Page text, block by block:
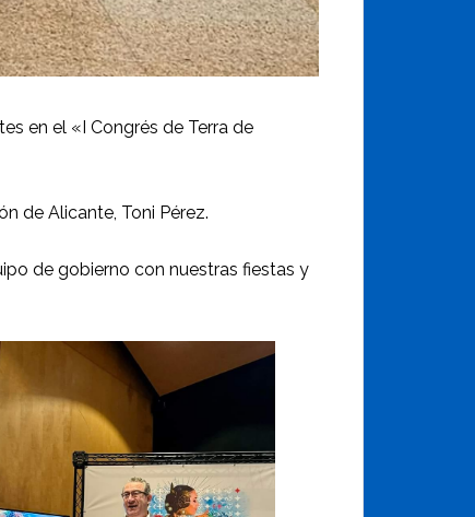
en el «I Congrés de Terra de
de Alicante, Toni Pérez.
de gobierno con nuestras fiestas y